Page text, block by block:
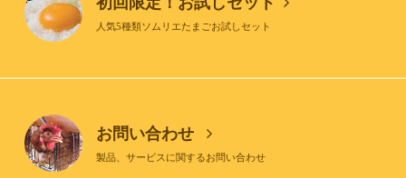
人気5種類ソムリエたまごお試しセット
お問い合わせ
製品、サービスに関するお問い合わせ